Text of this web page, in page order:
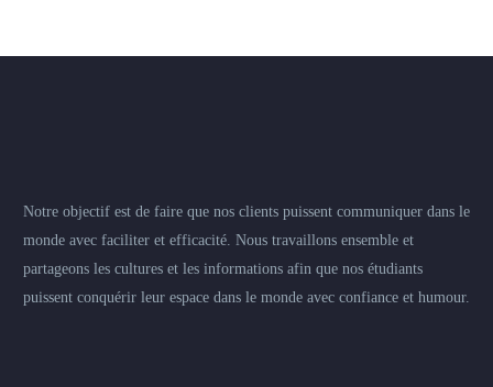
Notre objectif est de faire que nos clients puissent communiquer dans le
monde avec faciliter et efficacité. Nous travaillons ensemble et
partageons les cultures et les informations afin que nos étudiants
puissent conquérir leur espace dans le monde avec confiance et humour.